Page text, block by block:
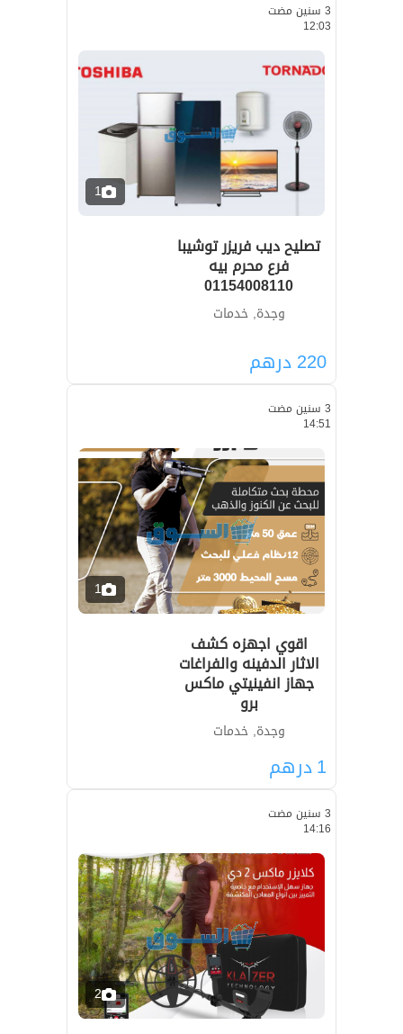
3 سنين مضت
12:03
1
تصليح ديب فريزر توشيبا
فرع محرم بيه
01154008110
وجدة, خدمات
220درهم
3 سنين مضت
14:51
1
اقوي اجهزه كشف
الاثار الدفينه والفراغات
جهاز انفينيتي ماكس
برو
وجدة, خدمات
1درهم
3 سنين مضت
14:16
2